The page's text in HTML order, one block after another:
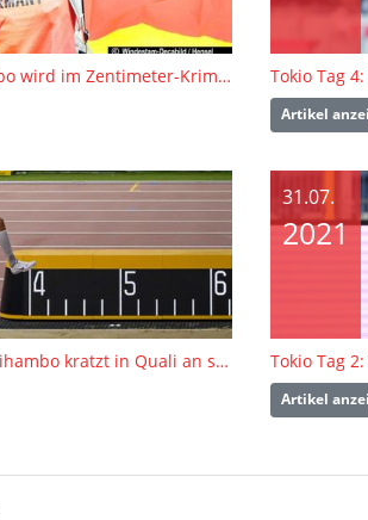
GOLD! Malaika Mihambo wird im Zentimeter-Krimi Weitsprung-Olympiasiegerin
Artikel
Tokio Tag 3: Malaika Mihambo kratzt in Quali an sieben Metern
31.07.
2021
Artikel